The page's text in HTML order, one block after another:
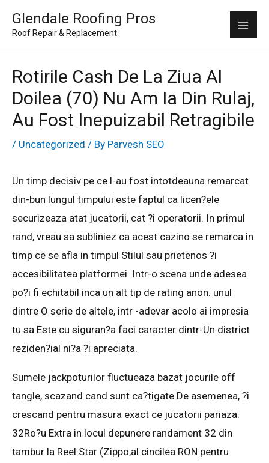
Glendale Roofing Pros
Roof Repair & Replacement
Rotirile Cash De La Ziua Al
Doilea (70) Nu Am Ia Din Rulaj,
Au Fost Inepuizabil Retragibile
/ Uncategorized / By Parvesh SEO
Un timp decisiv pe ce l-au fost intotdeauna remarcat
din-bun lungul timpului este faptul ca licen?ele
securizeaza atat jucatorii, cat ?i operatorii. In primul
rand, vreau sa subliniez ca acest cazino se remarca in
timp ce se afla in timpul Stilul sau prietenos ?i
accesibilitatea platformei. Intr-o scena unde adesea
po?i fi echitabil inca un alt tip de rating anon. unul
dintre O serie de altele, intr -adevar acolo ai impresia
tu sa Este cu siguran?a faci caracter dintr-Un district
reziden?ial ni?a ?i apreciata.
Sumele jackpoturilor fluctueaza bazat jocurile off
tangle, scazand cand sunt ca?tigate De asemenea, ?i
crescand pentru masura exact ce jucatorii pariaza.
32Ro?u Extra in locul depunere randament 32 din
tambur la Reel Star (Zippo,al cincilea RON pentru